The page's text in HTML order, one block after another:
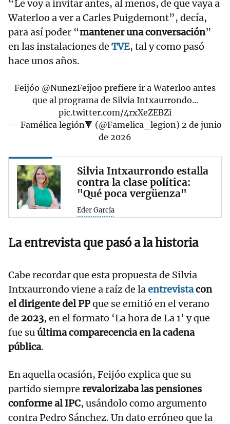
“Le voy a invitar antes, al menos, de que vaya a
Waterloo a ver a Carles Puigdemont”, decía,
para así poder “mantener una conversación”
en las instalaciones de TVE, tal y como pasó
hace unos años.
Feijóo @NunezFeijoo prefiere ir a Waterloo antes
que al programa de Silvia Intxaurrondo...
pic.twitter.com/4rxXeZEBZi
— Famélica legión🔻 (@Famelica_legion) 2 de junio
de 2026
Silvia Intxaurrondo estalla
contra la clase política:
"Qué poca vergüenza"
Eder García
La entrevista que pasó a la historia
Cabe recordar que esta propuesta de Silvia
Intxaurrondo viene a raíz de laentrevistacon
el dirigente del PPque se emitió en el verano
de 2023, en el formato ‘La hora de La 1’ y que
fue suúltima comparecencia en la cadena
pública.
En aquella ocasión, Feijóo explica que su
partido siempre revalorizaba las pensiones
conforme al IPC, usándolo como argumento
contra Pedro Sánchez. Un dato erróneo que la